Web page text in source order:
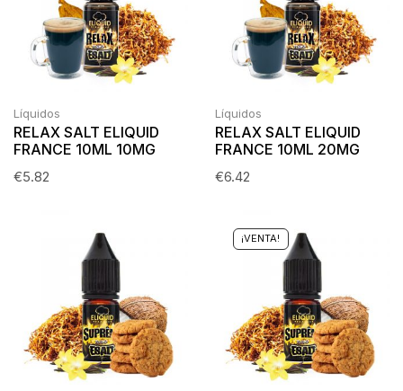
Líquidos
RELAX SALT ELIQUID
FRANCE 10ML 10MG
€5.82
Líquidos
RELAX SALT ELIQUID
FRANCE 10ML 20MG
€6.42
¡VENTA!